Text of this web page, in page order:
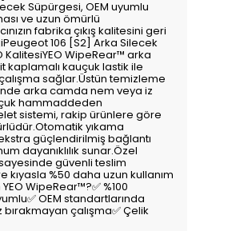
Süpürgesi, OEM uyumlu
ve uzun ömürlü
fabrika çıkış kalitesini geri
106 [S2] Arka Silecek
KalitesiYEO WipeRear™️ arka
kaplamalı kauçuk lastik ile
sağlar.Üstün temizleme
arka camda nem veya iz
hammaddeden
sistemi, rakip ürünlere göre
yıkama
güçlendirilmiş bağlantı
dayanıklılık sunar.Özel
güvenli teslim
kıyasla %50 daha uzun kullanım
WipeRear™️?✅ %100
OEM standartlarında
bırakmayan çalışma✅ Çelik